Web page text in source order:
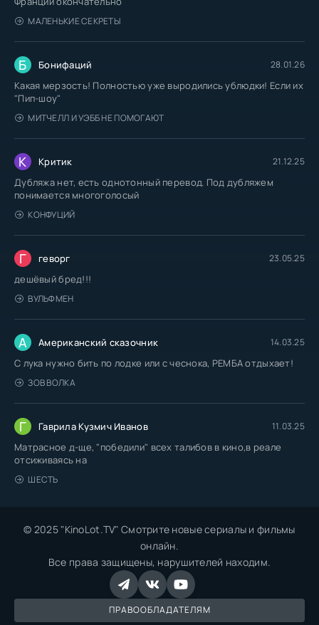
МАЛЕНЬКИЕ СЕКРЕТЫ
Б Бонифаций 28.01.26
Какая мерзость! Полностью уже выродились ублюдки! Если их
"Пип-шоу"
МИТЧЕЛЛ И УЭББ НЕ ПОМОГАЮТ
К Критик 21.12.25
Дубляжа нет, есть однотонный перевод. Под дубляжем
понимается многоголосый
КОНФУЦИЙ
Г геворг 23.05.25
дешёвый бред!!!
ВУЛЬФМЕН
А Американский сказочник 14.03.25
С лука нужно бить по лодке или с чеснока, РЕМБА отдыхает!
ЗОВ ВОЛКА
Г Гаврила Кузмич Иванов 11.03.25
Матрасное д-ще, "победили" всех талибов в кино,в реале
отсиживаясь на
ШЕСТЬ
© 2025 "KinoLot.TV" Смотрите новые сериалы и фильмы
онлайн.
Все права защищены, нарушителей находим.
ПРАВООБЛАДАТЕЛЯМ